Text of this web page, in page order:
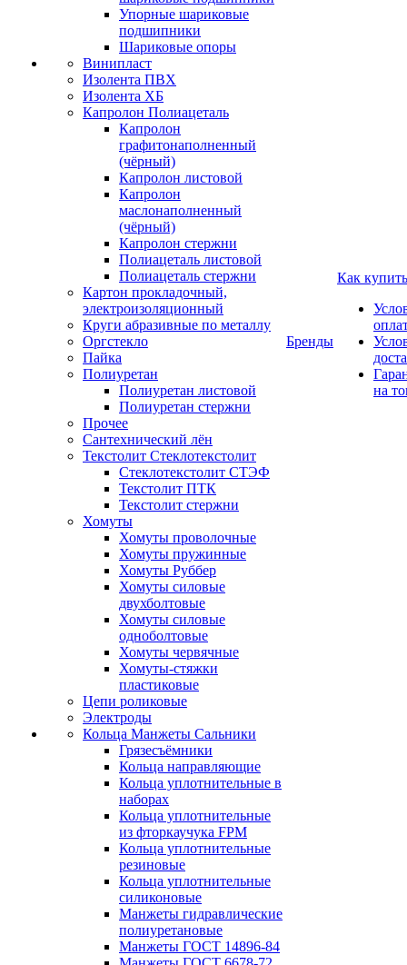
Упорные шариковые
подшипники
Шариковые опоры
Винипласт
Изолента ПВХ
Изолента ХБ
Капролон Полиацеталь
Капролон
графитонаполненный
(чёрный)
Капролон листовой
Капролон
маслонаполненный
(чёрный)
Капролон стержни
Полиацеталь листовой
Полиацеталь стержни
Картон прокладочный,
электроизоляционный
Круги абразивные по металлу
Оргстекло
Пайка
Полиуретан
Полиуретан листовой
Полиуретан стержни
Прочее
Сантехнический лён
Текстолит Стеклотекстолит
Стеклотекстолит СТЭФ
Текстолит ПТК
Текстолит стержни
Хомуты
Хомуты проволочные
Хомуты пружинные
Хомуты Руббер
Хомуты силовые
двухболтовые
Хомуты силовые
одноболтовые
Хомуты червячные
Хомуты-стяжки
пластиковые
Цепи роликовые
Электроды
Кольца Манжеты Сальники
Грязесъёмники
Кольца направляющие
Кольца уплотнительные в
наборах
Кольца уплотнительные
из фторкаучука FPM
Кольца уплотнительные
резиновые
Кольца уплотнительные
силиконовые
Манжеты гидравлические
полиуретановые
Манжеты ГОСТ 14896-84
Бренды
Как купить
на